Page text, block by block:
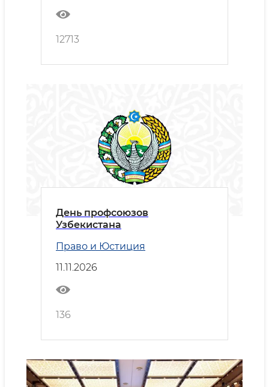
12713
День профсоюзов
Узбекистана
Право и Юстиция
11.11.2026
136